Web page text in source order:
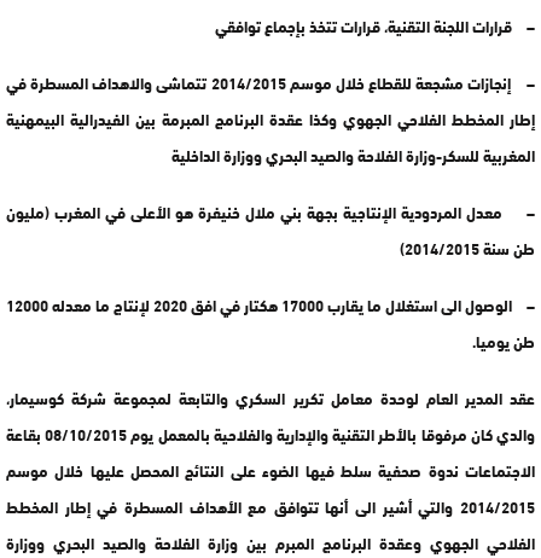
– قرارات اللجنة التقنية، قرارات تتخذ بإجماع توافقي
– إنجازات مشجعة للقطاع خلال موسم 2014/2015 تتماشى والاهداف المسطرة في
إطار المخطط الفلاحي الجهوي وكذا عقدة البرنامج المبرمة بين الفيدرالية البيمهنية
المغربية للسكر-وزارة الفلاحة والصيد البحري ووزارة الداخلية
– معدل المردودية الإنتاجية بجهة بني ملال خنيفرة هو الأعلى في المغرب (مليون
طن سنة 2014/2015)
– الوصول الى استغلال ما يقارب 17000 هكتار في افق 2020 لإنتاج ما معدله 12000
طن يوميا.
عقد المدير العام لوحدة معامل تكرير السكري والتابعة لمجموعة شركة كوسيمار،
والدي كان مرفوقا بالأطر التقنية والإدارية والفلاحية بالمعمل يوم 08/10/2015 بقاعة
الاجتماعات ندوة صحفية سلط فيها الضوء على النتائج المحصل عليها خلال موسم
2014/2015 والتي أشير الى أنها تتوافق مع الأهداف المسطرة في إطار المخطط
الفلاحي الجهوي وعقدة البرنامج المبرم بين وزارة الفلاحة والصيد البحري ووزارة